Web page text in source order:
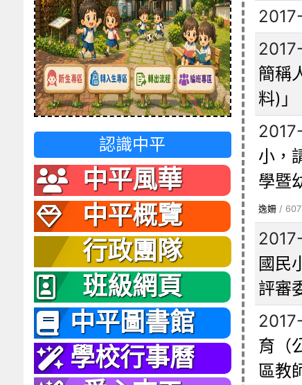
簡稱
料)」
小，
學暨
逸姍/
國民
評審
育（
區教
認識中平
中平風華
中平概覽
行政團隊
班級網頁
中平圖書館
學校行事曆